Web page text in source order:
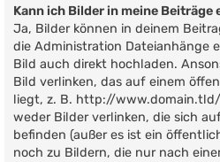
Kann ich Bilder in meine Beiträge
Ja, Bilder können in deinem
die Administration Dateianhänge
Bild auch direkt hochladen.
Bild verlinken, das auf einem
liegt, z. B. http://
weder Bilder verlinken, die sich
befinden (außer es ist ein
noch zu Bildern, die nur nach